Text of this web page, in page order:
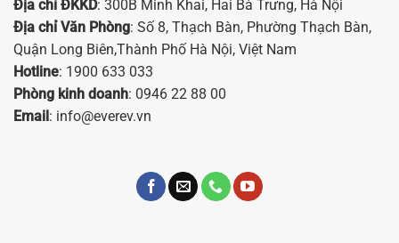
Địa chỉ ĐKKD: 300B Minh Khai, Hai Bà Trưng, Hà Nội
Địa chỉ Văn Phòng: Số 8, Thạch Bàn, Phường Thạch Bàn,
Quận Long Biên,Thành Phố Hà Nội, Việt Nam
Hotline: 1900 633 033
Phòng kinh doanh: 0946 22 88 00
Email: info@everev.vn